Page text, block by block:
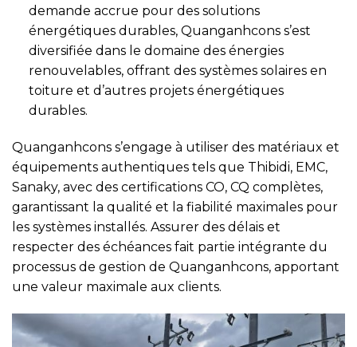
demande accrue pour des solutions
énergétiques durables, Quanganhcons s’est
diversifiée dans le domaine des énergies
renouvelables, offrant des systèmes solaires en
toiture et d’autres projets énergétiques
durables.
Quanganhcons s’engage à utiliser des matériaux et
équipements authentiques tels que Thibidi, EMC,
Sanaky, avec des certifications CO, CQ complètes,
garantissant la qualité et la fiabilité maximales pour
les systèmes installés. Assurer des délais et
respecter des échéances fait partie intégrante du
processus de gestion de Quanganhcons, apportant
une valeur maximale aux clients.